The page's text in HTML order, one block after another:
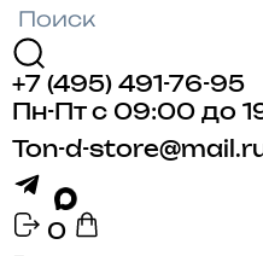
+7 (495) 491-76-95
Пн-Пт с 09:00 до
Ton-d-
0